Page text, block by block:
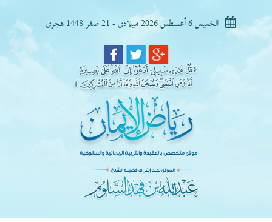
الخميس 6 أغسطس 2026 ميلادى - 21 صفر 1448 هجرى